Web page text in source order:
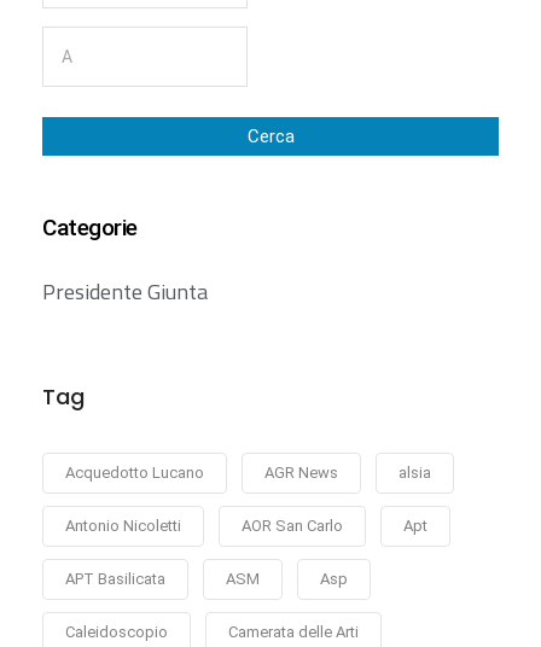
Cerca
Categorie
Presidente Giunta
Tag
Acquedotto Lucano AGR News alsia
Antonio Nicoletti AOR San Carlo Apt
APT Basilicata ASM Asp
Caleidoscopio Camerata delle Arti